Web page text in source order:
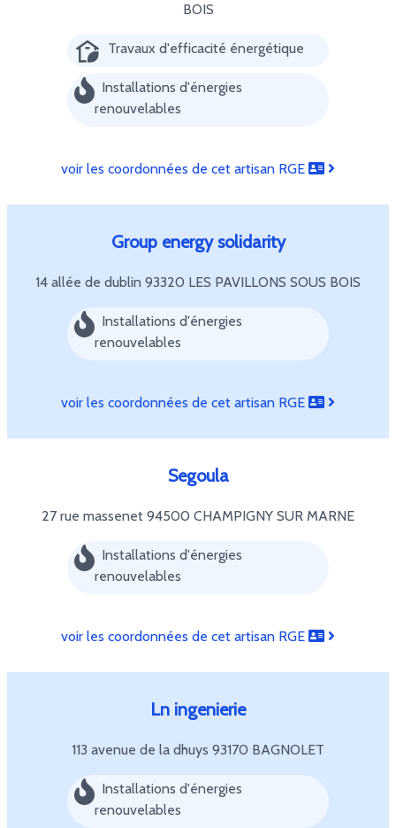
BOIS
Travaux d'efficacité énergétique
Installations d'énergies
renouvelables
voir les coordonnées de cet artisan RGE
Group energy solidarity
14 allée de dublin 93320 LES PAVILLONS SOUS BOIS
Installations d'énergies
renouvelables
voir les coordonnées de cet artisan RGE
Segoula
27 rue massenet 94500 CHAMPIGNY SUR MARNE
Installations d'énergies
renouvelables
voir les coordonnées de cet artisan RGE
Ln ingenierie
113 avenue de la dhuys 93170 BAGNOLET
Installations d'énergies
renouvelables